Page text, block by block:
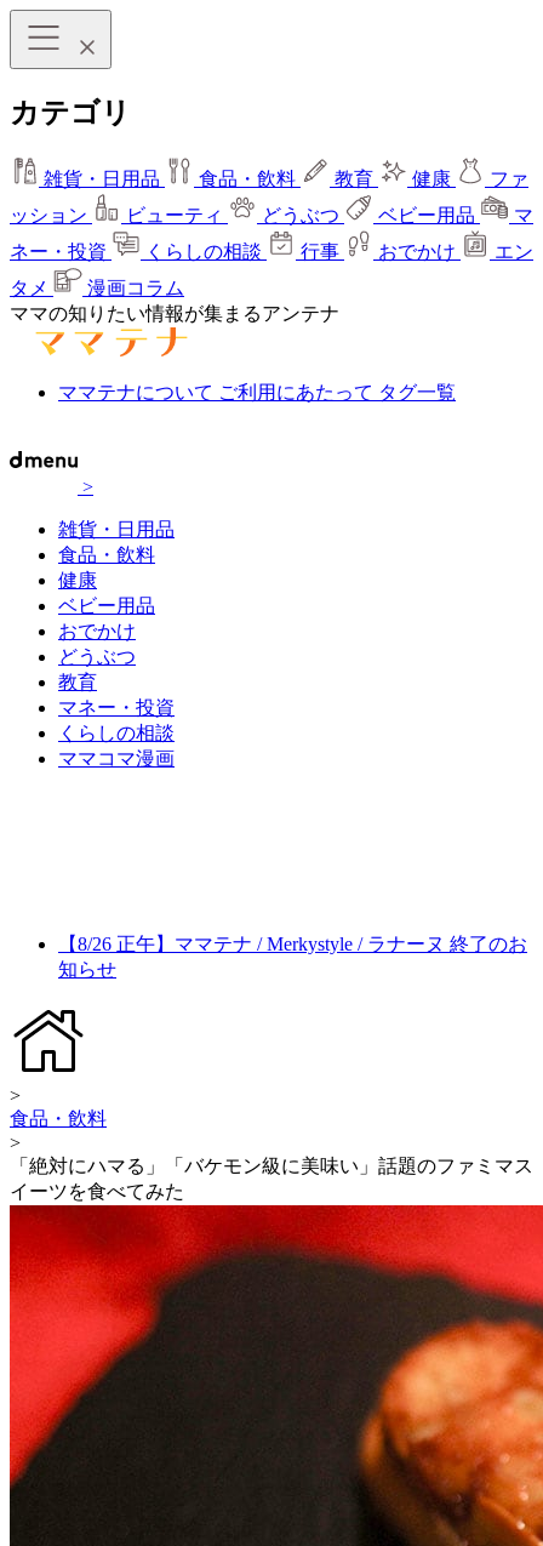
カテゴリ
雑貨・日用品 食品・飲料 教育 健康
ファ
ッション
ビューティ どうぶつ ベビー用品
マ
ネー・投資
くらしの相談 行事 おでかけ
エン
タメ
漫画コラム
ママの知りたい情報が集まるアンテナ
ママテナについて ご利用にあたって タグ一覧
>
雑貨・日用品
食品・飲料
健康
ベビー用品
おでかけ
どうぶつ
教育
マネー・投資
くらしの相談
ママコマ漫画
【8/26 正午】ママテナ / Merkystyle / ラナーヌ 終了のお
知らせ
>
食品・飲料
>
「絶対にハマる」「バケモン級に美味い」話題のファミマス
イーツを食べてみた